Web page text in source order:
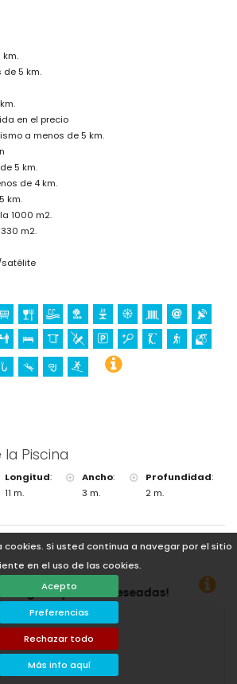
Si usted continua a navegar por el sitio
en el uso de las cookies.
Acepto
Preferencias
Rechazar todo
Más info aquí
de ocio para sus vacaciones en
bar, paseo marítimo (El Arenal y Jávea) (a
de la casa)
en Jávea, Costa Blanca
iglesia (Virgen de Loreto, Puerto, Jávea),
de Viento, Jávea), edificio arquitectónico
y lugar histórico (Histórico de Jávea) (a
del alojamiento)
y Jávea) (a menos de 10 kilómetros del
y Denia) (a menos de 25 kilómetros del
Jávea), senderismo, ciclismo de montaña,
kayak, pesca, buceo, snorkel y surf (a
de la villa)
10 kilómetros de la villa)
km.
de 5 km.
en el precio
a menos de 5 km.
5 km.
de 4 km.
km.
1000 m2.
m2.
satélite
Piscina
Longitud:
11 m.
Ancho:
3 m.
Profundidad:
2 m.